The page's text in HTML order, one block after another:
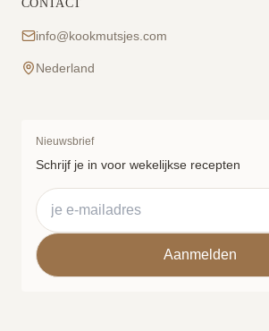
CONTACT
info@kookmutsjes.com
Nederland
Nieuwsbrief
Schrijf je in voor wekelijkse recepten